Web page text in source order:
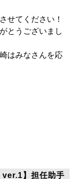
せてください！
とうございまし
はみなさんを応
】担任助手